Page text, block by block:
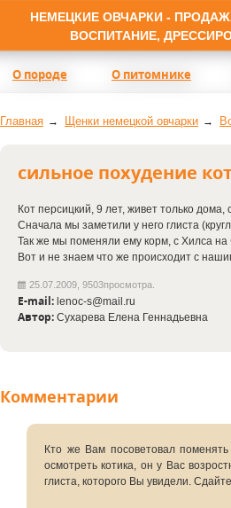
НЕМЕЦКИЕ ОВЧАРКИ -
ВОСПИТАНИЕ,
О породе О питомнике
Главная Щенки немецкой овчарки
сильное похудение
Кот персицкий, 9 лет, живет только
Сначала мы заметили у него глиста
Так же мы поменяли ему корм, с Хилса на
Вот и не знаем что же происходит с
25.07.2009, 9503просмотра.
E-mail: lenoc-s@mail.ru
Автор: Сухарева Елена Геннадьевна
Комментарии
Кто же Вам посоветовал
осмотреть котика, он у Вас
глиста, которого Вы увидели.